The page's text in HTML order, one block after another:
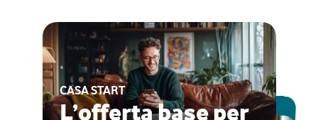
CASA START
L’offerta base per
ESCLUSIVA ONLINE